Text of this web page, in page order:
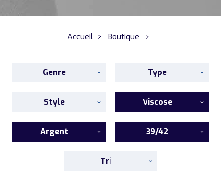
Accueil Boutique
Genre Type
Style Viscose
Argent 39/42
Tri